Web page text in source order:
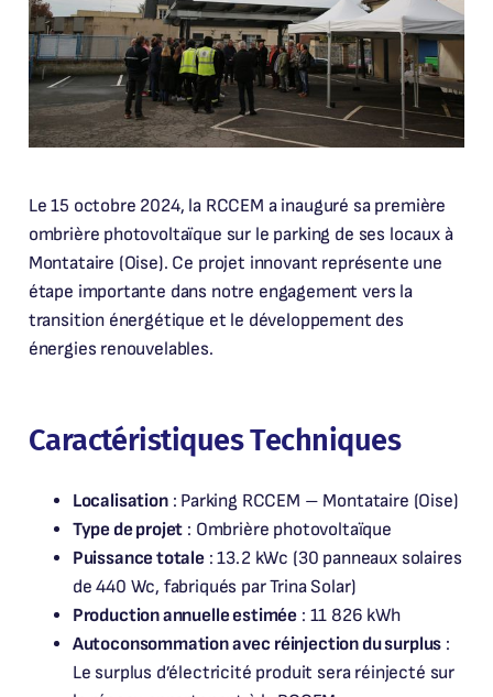
Le 15 octobre 2024, la RCCEM a inauguré sa première
ombrière photovoltaïque sur le parking de ses locaux à
Montataire (Oise). Ce projet innovant représente une
étape importante dans notre engagement vers la
transition énergétique et le développement des
énergies renouvelables.
Caractéristiques Techniques
Localisation: Parking RCCEM – Montataire (Oise)
Type de projet : Ombrière photovoltaïque
Puissance totale: 13.2 kWc (30 panneaux solaires
de 440 Wc, fabriqués par Trina Solar)
Production annuelle estimée : 11 826 kWh
Autoconsommation avec réinjection du surplus :
Le surplus d’électricité produit sera réinjecté sur